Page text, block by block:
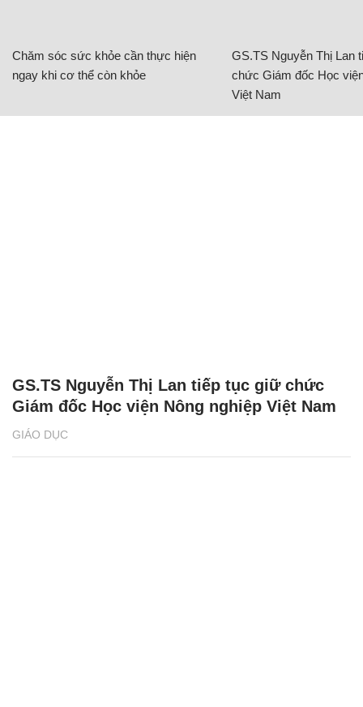
Chăm sóc sức khỏe cần thực hiện
ngay khi cơ thể còn khỏe
GS.TS Nguyễn Thị Lan
chức Giám đốc Học
Việt Nam
GIÁO DỤC
GS.TS Nguyễn Thị Lan tiếp tục giữ chức
Giám đốc Học viện Nông nghiệp Việt Nam